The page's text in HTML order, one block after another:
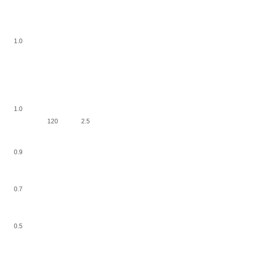
1.0
120 2.5
1.0
0.9
0.7
0.5